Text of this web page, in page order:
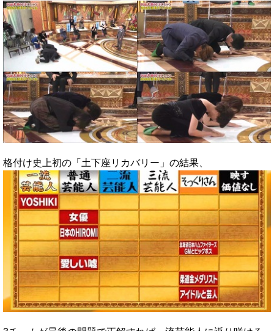
格付け史上初の「土下座リカバリー」の結果、